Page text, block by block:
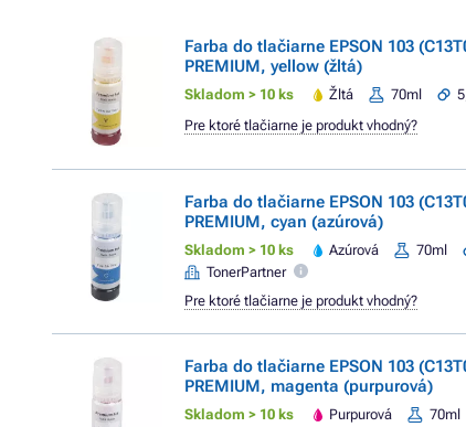
Farba do tlačiarne EPSON 103
PREMIUM, yellow (žltá)
Skladom > 10 ks Žltá 70ml
Pre ktoré tlačiarne je produkt vhodný?
Farba do tlačiarne EPSON 103
PREMIUM, cyan (azúrová)
Skladom > 10 ks Azúrová 70ml
TonerPartner
Pre ktoré tlačiarne je produkt vhodný?
Farba do tlačiarne EPSON 103
PREMIUM, magenta (purpurová)
Skladom > 10 ks Purpurová 70ml